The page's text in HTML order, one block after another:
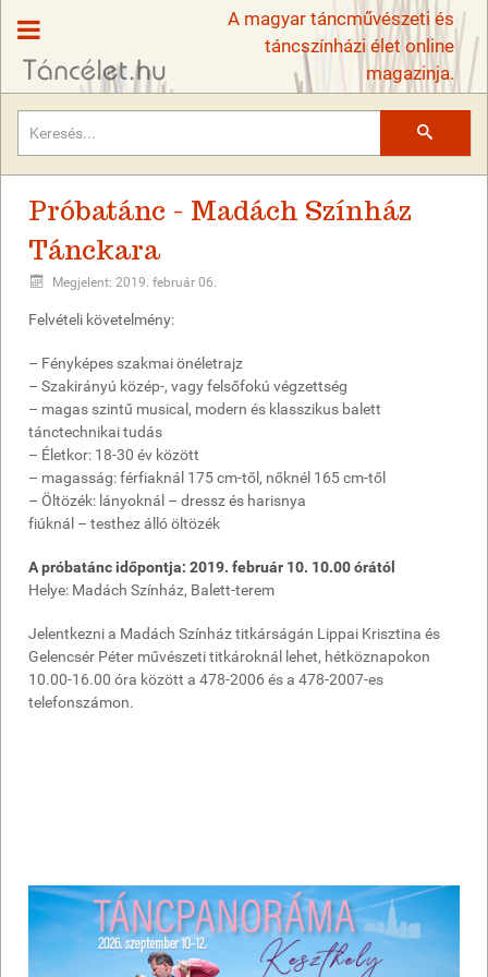
A magyar táncművészeti és
táncszínházi élet online
magazinja.
Próbatánc - Madách Színház
Tánckara
Megjelent: 2019. február 06.
Felvételi követelmény:
– Fényképes szakmai önéletrajz
– Szakirányú közép-, vagy felsőfokú végzettség
– magas szintű musical, modern és klasszikus balett
tánctechnikai tudás
– Életkor: 18-30 év között
– magasság: férfiaknál 175 cm-től, nőknél 165 cm-től
– Öltözék: lányoknál – dressz és harisnya
fiúknál – testhez álló öltözék
A próbatánc időpontja: 2019. február 10. 10.00 órától
Helye: Madách Színház, Balett-terem
Jelentkezni a Madách Színház titkárságán Lippai Krisztina és
Gelencsér Péter művészeti titkároknál lehet, hétköznapokon
10.00-16.00 óra között a 478-2006 és a 478-2007-es
telefonszámon.